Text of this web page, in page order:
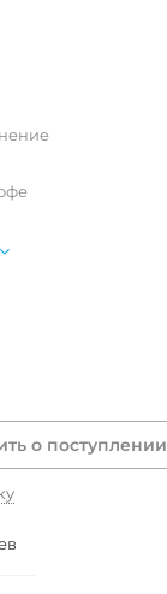
о поступлении